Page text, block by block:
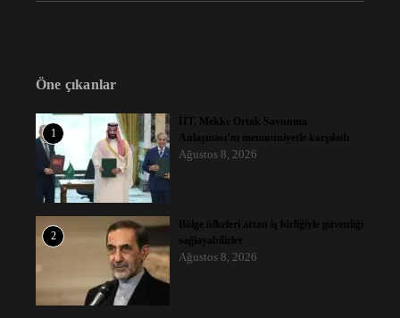
Öne çıkanlar
1
İİT, Mekke Ortak Savunma
Anlaşması’nı memnuniyetle karşıladı
Ağustos 8, 2026
2
Bölge ülkeleri artan iş birliğiyle güvenliği
sağlayabilirler
Ağustos 8, 2026